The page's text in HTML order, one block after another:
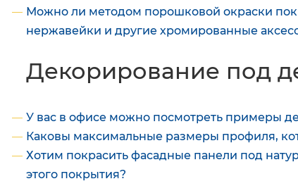
Можно ли методом порошковой окраски
нержавейки и другие хромированные
Декорирование под
У вас в офисе можно посмотреть примеры
Каковы максимальные размеры профиля,
Хотим покрасить фасадные панели под
этого покрытия?